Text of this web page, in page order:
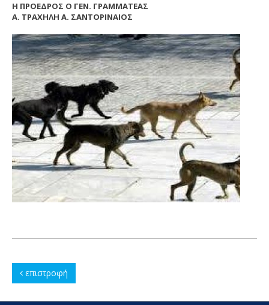
Η ΠΡΟΕΔΡΟΣ Ο ΓΕΝ. ΓΡΑΜΜΑΤΕΑΣ
Α. ΤΡΑΧΗΛΗ Α. ΣΑΝΤΟΡΙΝΑΙΟΣ
επιστροφή